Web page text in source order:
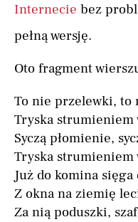
Internecie bez
pełną wersję.
Oto fragment
To nie przelewki, to
Tryska strumieniem
Syczą płomienie,
Tryska strumieniem
Już do komina
Z okna na ziemię
Za nią poduszki,